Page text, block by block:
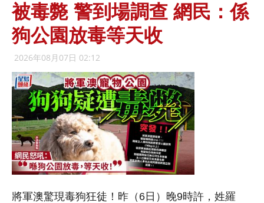
被毒斃 警到場調查 網民：係
狗公園放毒等天收
2026年08月07日 02:12
將軍澳驚現毒狗狂徒！昨（6日）晚9時許，姓羅